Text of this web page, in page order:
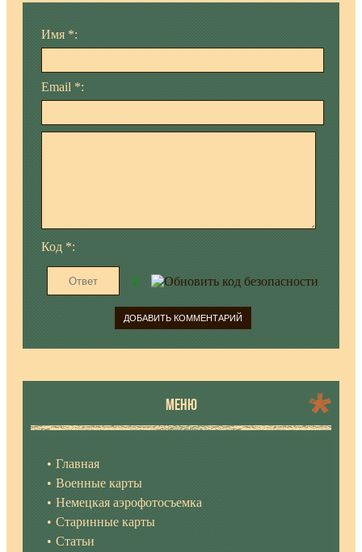
Имя *:
Email *:
Код *:
МЕНЮ
Главная
Военные карты
Немецкая аэрофотосъемка
Старинные карты
Статьи